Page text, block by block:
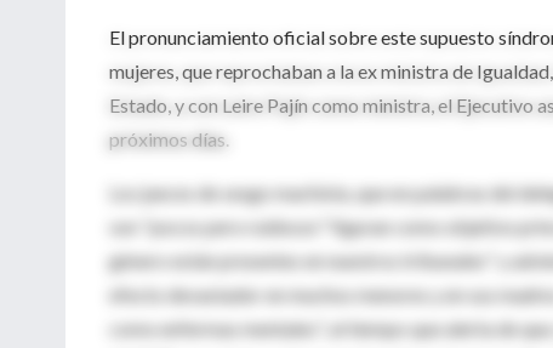
El pronunciamiento oficial sobre este supuesto
mujeres, que reprochaban a la ex ministra de
Estado, y con Leire Pajín como ministra, el Ejecutivo
próximos días.
Los jueces de sesgo machista, que en palabras del
son "pocos pero ruidosos" figuran como objetivo
género están presentes en nuestros tribunales" y
efecto devastador en muchos menores y en sus
como enfermas mentales", al tiempo que alerta de